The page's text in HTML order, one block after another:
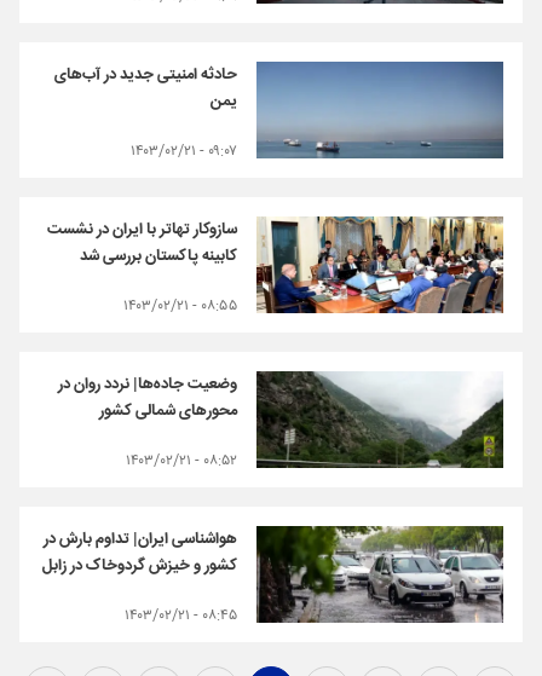
حادثه امنیتی جدید در آب‌های
یمن
۰۹:۰۷ - ۱۴۰۳/۰۲/۲۱
سازوکار تهاتر با ایران در نشست
کابینه پاکستان بررسی شد
۰۸:۵۵ - ۱۴۰۳/۰۲/۲۱
وضعیت جاده‌ها| نردد روان در
محورهای شمالی کشور
۰۸:۵۲ - ۱۴۰۳/۰۲/۲۱
هواشناسی ایران| تداوم بارش در
کشور و خیزش گردوخاک در زابل
۰۸:۴۵ - ۱۴۰۳/۰۲/۲۱